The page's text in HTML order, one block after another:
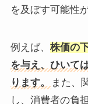
を及ぼす可能性
​例えば、 株価の
を与え、ひいて
ります。
また、
し、消費者の負